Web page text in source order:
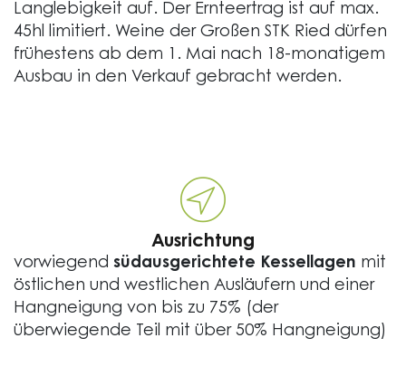
Langlebigkeit auf. Der Ernteertrag ist auf max.
45hl limitiert. Weine der Großen STK Ried dürfen
frühestens ab dem 1. Mai nach 18-monatigem
Ausbau in den Verkauf gebracht werden.
Ausrichtung
vorwiegend südausgerichtete Kessellagen mit
östlichen und westlichen Ausläufern und einer
Hangneigung von bis zu 75% (der
überwiegende Teil mit über 50% Hangneigung)